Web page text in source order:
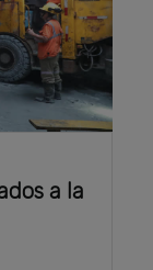
a la